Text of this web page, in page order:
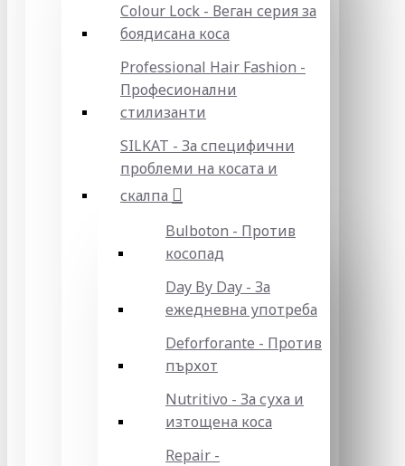
Colour Lock - Веган серия за
боядисана коса
Professional Hair Fashion -
Професионални
стилизанти
SILKAT - За специфични
проблеми на косата и
скалпа
Bulboton - Против
косопад
Day By Day - За
ежедневна употреба
Deforforante - Против
пърхот
Nutritivo - За суха и
изтощена коса
Repair -